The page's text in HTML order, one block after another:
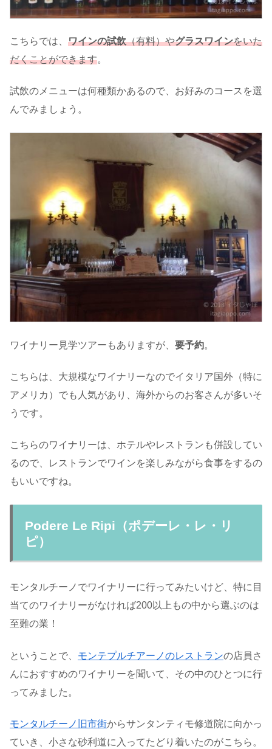
こちらでは、 ワインの試飲（有料）やグラスワインをいた
だくことができます。
試飲のメニューは何種類かあるので、お好みのコースを選
んでみましょう。
ワイナリー見学ツアーもありますが、 要予約。
こちらは、大規模なワイナリーなのでイタリア国外（特に
アメリカ）でも人気があり、海外からのお客さんが多いそ
うです。
こちらのワイナリーは、ホテルやレストランも併設してい
るので、レストランでワインを楽しみながら食事をするの
もいいですね。
Podere Le Ripi（ポデーレ・レ・リ
ピ）
モンタルチーノでワイナリーに行ってみたいけど、特に目
当てのワイナリーがなければ200以上もの中から選ぶのは
至難の業！
ということで、 モンテプルチアーノのレストランの店員さ
んにおすすめのワイナリーを聞いて、その中のひとつに行
ってみました。
モンタルチーノ旧市街からサンタンティモ修道院に向かっ
ていき、小さな砂利道に入ってたどり着いたのがこちら。